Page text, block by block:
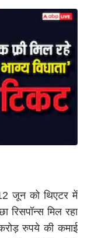
12 जून को थिएटर में
रिसपॉन्स मिल रहा
रुपये की कमाई